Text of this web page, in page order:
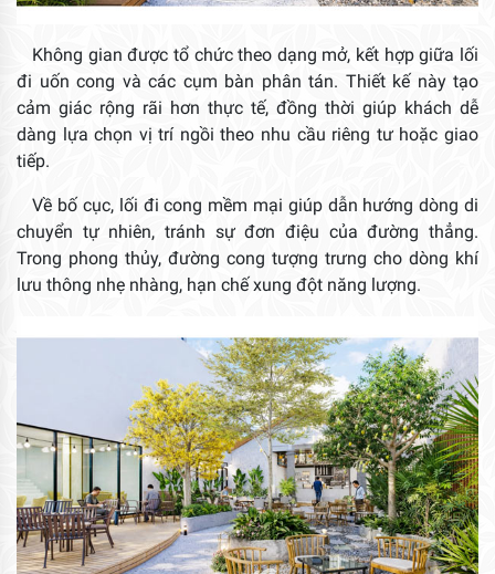
Không gian được tổ chức theo dạng mở, kết hợp giữa lối
đi uốn cong và các cụm bàn phân tán. Thiết kế này tạo
cảm giác rộng rãi hơn thực tế, đồng thời giúp khách dễ
dàng lựa chọn vị trí ngồi theo nhu cầu riêng tư hoặc giao
tiếp.
Về bố cục, lối đi cong mềm mại giúp dẫn hướng dòng di
chuyển tự nhiên, tránh sự đơn điệu của đường thẳng.
Trong phong thủy, đường cong tượng trưng cho dòng khí
lưu thông nhẹ nhàng, hạn chế xung đột năng lượng.